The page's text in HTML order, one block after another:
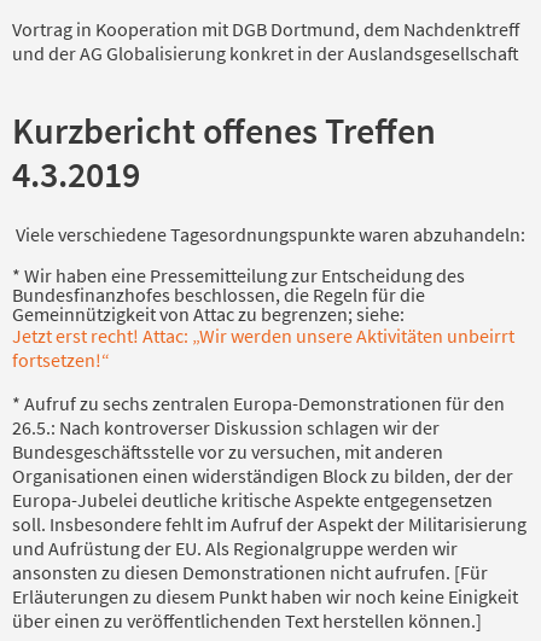
Vortrag in Kooperation mit DGB Dortmund, dem Nachdenktreff
und der AG Globalisierung konkret in der Auslandsgesellschaft
Kurzbericht offenes Treffen
4.3.2019
Viele verschiedene Tagesordnungspunkte waren abzuhandeln:
* Wir haben eine Pressemitteilung zur Entscheidung des
Bundesfinanzhofes beschlossen, die Regeln für die
Gemeinnützigkeit von Attac zu begrenzen; siehe:
Jetzt erst recht! Attac: „Wir werden unsere Aktivitäten unbeirrt
fortsetzen!“
* Aufruf zu sechs zentralen Europa-Demonstrationen für den
26.5.: Nach kontroverser Diskussion schlagen wir der
Bundesgeschäftsstelle vor zu versuchen, mit anderen
Organisationen einen widerständigen Block zu bilden, der der
Europa-Jubelei deutliche kritische Aspekte entgegensetzen
soll. Insbesondere fehlt im Aufruf der Aspekt der Militarisierung
und Aufrüstung der EU. Als Regionalgruppe werden wir
ansonsten zu diesen Demonstrationen nicht aufrufen. [Für
Erläuterungen zu diesem Punkt haben wir noch keine Einigkeit
über einen zu veröffentlichenden Text herstellen können.]